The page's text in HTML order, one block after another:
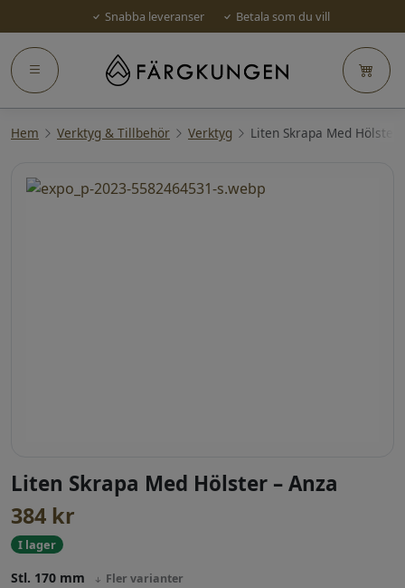
Snabba leveranser Betala som du vill
Hem Verktyg & Tillbehör Verktyg Liten Skrapa Med Hölster
Liten Skrapa Med Hölster – Anza
384 kr
I lager
Stl. 170 mm Fler varianter